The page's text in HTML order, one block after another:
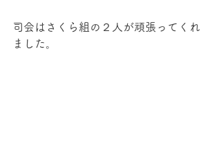
司会はさくら組の２人が頑張ってくれ
ました。